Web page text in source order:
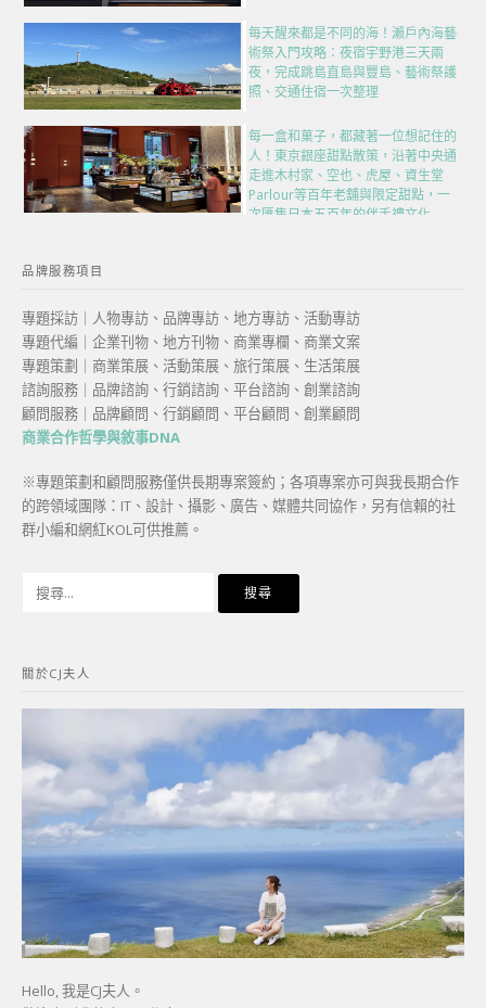
每天醒來都是不同的海！瀨戶內海藝
術祭入門攻略：夜宿宇野港三天兩
夜，完成跳島直島與豐島、藝術祭護
照、交通住宿一次整理
每一盒和菓子，都藏著一位想記住的
人！東京銀座甜點散策，沿著中央通
走進木村家、空也、虎屋、資生堂
Parlour等百年老舖與限定甜點，一
次匯集日本五百年的伴手禮文化
品牌服務項目
專題採訪｜人物專訪、品牌專訪、地方專訪、活動專訪
專題代編｜企業刊物、地方刊物、商業專欄、商業文案
專題策劃｜商業策展、活動策展、旅行策展、生活策展
諮詢服務｜品牌諮詢、行銷諮詢、平台諮詢、創業諮詢
顧問服務｜品牌顧問、行銷顧問、平台顧問、創業顧問
商業合作哲學與敘事DNA
※專題策劃和顧問服務僅供長期專案簽約；各項專案亦可與我長期合作
的跨領域團隊：IT、設計、攝影、廣告、媒體共同協作，另有信賴的社
群小編和網紅KOL可供推薦。
字:
關於CJ夫人
Hello, 我是CJ夫人。